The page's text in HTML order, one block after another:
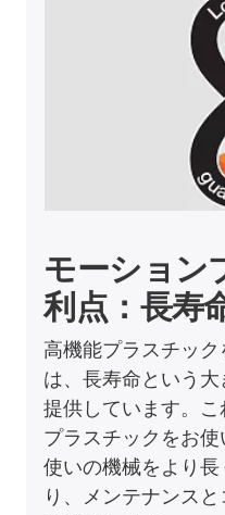
モーション
利点：長寿
高機能プラスチッ
は、長寿命という
提供しています。
プラスチックをお
使いの機械をより
り、メンテナンス